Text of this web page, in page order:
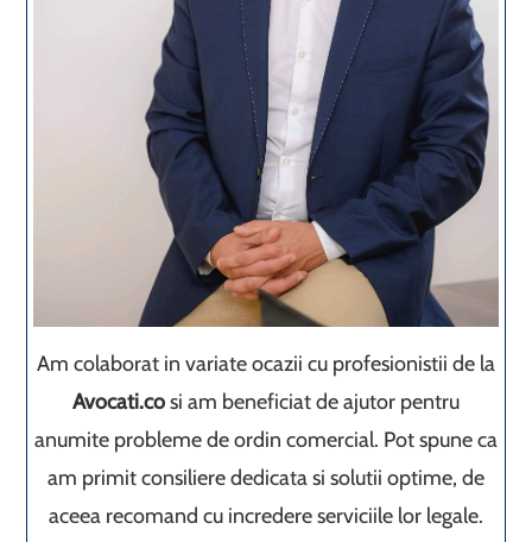
Am colaborat in variate ocazii cu profesionistii de la
Avocati.cosi am beneficiat de ajutor pentru
anumite probleme de ordin comercial. Pot spune ca
am primit consiliere dedicata si solutii optime, de
aceea recomand cu incredere serviciile lor legale.